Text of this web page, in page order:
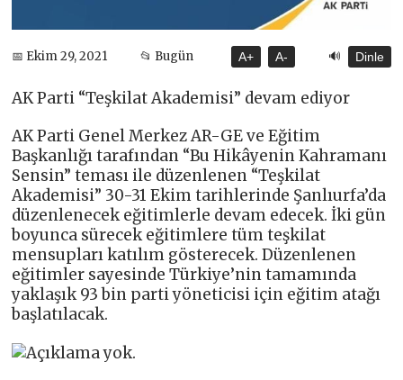
📅 Ekim 29, 2021 📂 Bugün A+ A- 🔊 Dinle
AK Parti “Teşkilat Akademisi” devam ediyor
AK Parti Genel Merkez AR-GE ve Eğitim
Başkanlığı tarafından “Bu Hikâyenin Kahramanı
Sensin” teması ile düzenlenen “Teşkilat
Akademisi” 30-31 Ekim tarihlerinde Şanlıurfa’da
düzenlenecek eğitimlerle devam edecek. İki gün
boyunca sürecek eğitimlere tüm teşkilat
mensupları katılım gösterecek. Düzenlenen
eğitimler sayesinde Türkiye’nin tamamında
yaklaşık 93 bin parti yöneticisi için eğitim atağı
başlatılacak.